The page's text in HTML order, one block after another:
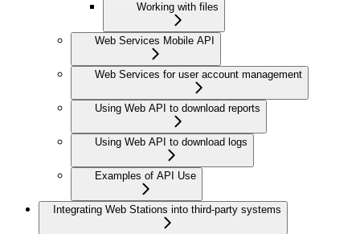
Working with files
Web Services Mobile API
Web Services for user account management
Using Web API to download reports
Using Web API to download logs
Examples of API Use
Integrating Web Stations into third-party systems